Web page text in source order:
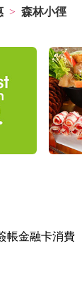
森林小徑
帳金融卡消費